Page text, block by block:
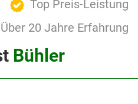
Top Preis-Leistung
Über 20 Jahre Erfahrung
Bühler